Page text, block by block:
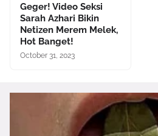
Geger! Video Seksi
Sarah Azhari Bikin
Netizen Merem Melek,
Hot Banget!
October 31, 2023